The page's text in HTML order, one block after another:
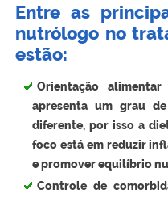
Entre as
nutrólogo no
estão:
Orientação
apresenta um grau
diferente, por isso a
foco está em reduzir
e promover equilíbrio
Controle de